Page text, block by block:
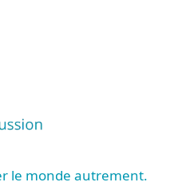
le monde autrement.